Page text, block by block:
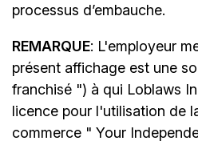
processus d’embauche.
REMARQUE: L'employeur
présent affichage est une
franchisé ") à qui Loblaws
licence pour l'utilisation de
commerce " Your